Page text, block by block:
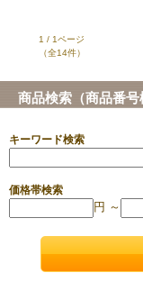
1 / 1ページ
（全14件）
商品検索（商品番号
キーワード検索
価格帯検索
円 ～